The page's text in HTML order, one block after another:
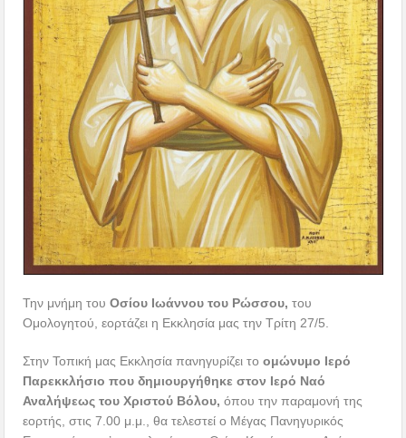
Την μνήμη του Οσίου Ιωάννου του Ρώσσου,του
Ομολογητού, εορτάζει η Εκκλησία μας την Τρίτη 27/5.
Στην Τοπική μας Εκκλησία πανηγυρίζει τοομώνυμο Ιερό
Παρεκκλήσιο που δημιουργήθηκε στον Ιερό Ναό
Αναλήψεως του Χριστού Βόλου,όπου την παραμονή της
εορτής, στις 7.00 μ.μ., θα τελεστεί ο Μέγας Πανηγυρικός